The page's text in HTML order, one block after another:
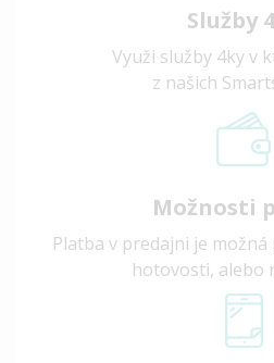
Služby
Využi služby 4ky v
z našich
Možnosti
Platba v predajni je
hotovosti, alebo